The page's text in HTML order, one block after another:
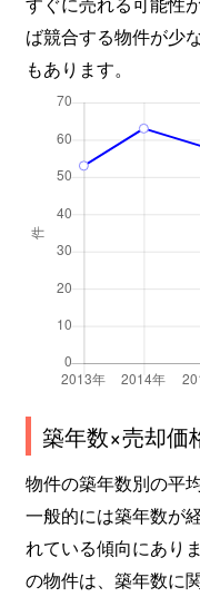
ば競合する物件が少
もあります。
築年数×売却価
物件の築年数別の平
一般的には築年数が
れている傾向にあり
の物件は、築年数に